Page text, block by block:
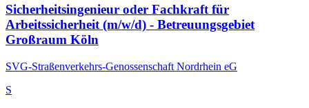
Sicherheitsingenieur oder Fachkraft für
Arbeitssicherheit (m/w/d) - Betreuungsgebiet
Großraum Köln
SVG-Straßenverkehrs-Genossenschaft Nordrhein eG
S